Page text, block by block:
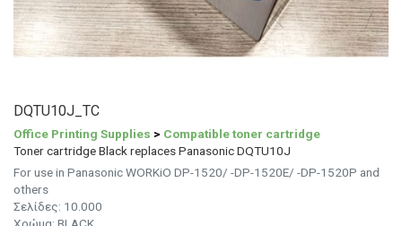
DQTU10J_TC
Office Printing Supplies > Compatible toner cartridge
Toner cartridge Black replaces Panasonic DQTU10J
For use in Panasonic WORKiO DP-1520/ -DP-1520E/ -DP-1520P and
others
Σελίδες: 10.000